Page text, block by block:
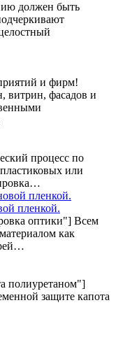
должен быть
и фирм!
витрин, фасадов и
процесс по
или
пленкой.
оптики"] Всем
как
полиуретаном"]
защите капота